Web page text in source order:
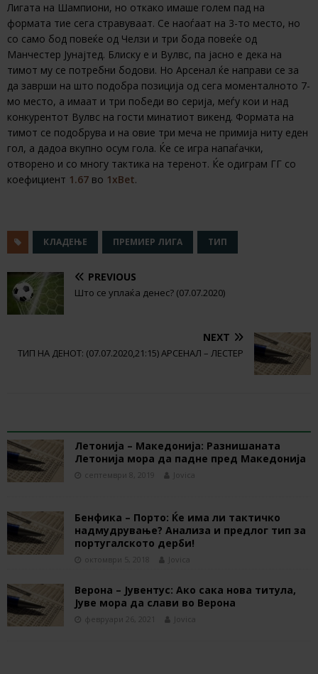
Лигата на Шампиони, но откако имаше голем пад на
формата тие сега стравуваат. Се наоѓаат на 3-то место, но
со само бод повеќе од Челзи и три бода повеќе од
Манчестер Јунајтед. Блиску е и Вулвс, па јасно е дека на
тимот му се потребни бодови. Но Арсенал ќе направи се за
да заврши на што подобра позиција од сега моменталното 7-
мо место, а имаат и три победи во серија, меѓу кои и над
конкурентот Вулвс на гости минатиот викенд. Формата на
тимот се подобрува и на овие три меча не примија ниту еден
гол, а дадоа вкупно осум гола. Ќе се игра напаѓачки,
отворено и со многу тактика на теренот. Ќе одиграм ГГ со
коефициент 1.67 во 1хBet.
КЛАДЕЊЕ ПРЕМИЕР ЛИГА ТИП
PREVIOUS
Што се уплаќа денес? (07.07.2020)
NEXT
ТИП НА ДЕНОТ: (07.07.2020,21:15) АРСЕНАЛ – ЛЕСТЕР
Летонија – Македонија: Разнишаната
Летонија мора да падне пред Македонија
септември 8, 2019 Jovica
Бенфика – Порто: Ќе има ли тактичко
надмудрување? Анализа и предлог тип за
португалското дерби!
октомври 5, 2018 Jovica
Верона – Јувентус: Ако сака нова титула,
Јуве мора да слави во Верона
февруари 26, 2021 Jovica